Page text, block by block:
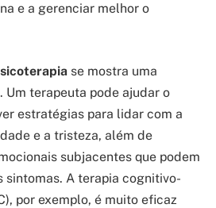
e a gerenciar melhor o
se mostra uma
Um terapeuta pode ajudar o
estratégias para lidar com a
e a tristeza, além de
subjacentes que podem
sintomas. A terapia cognitivo-
por exemplo, é muito eficaz